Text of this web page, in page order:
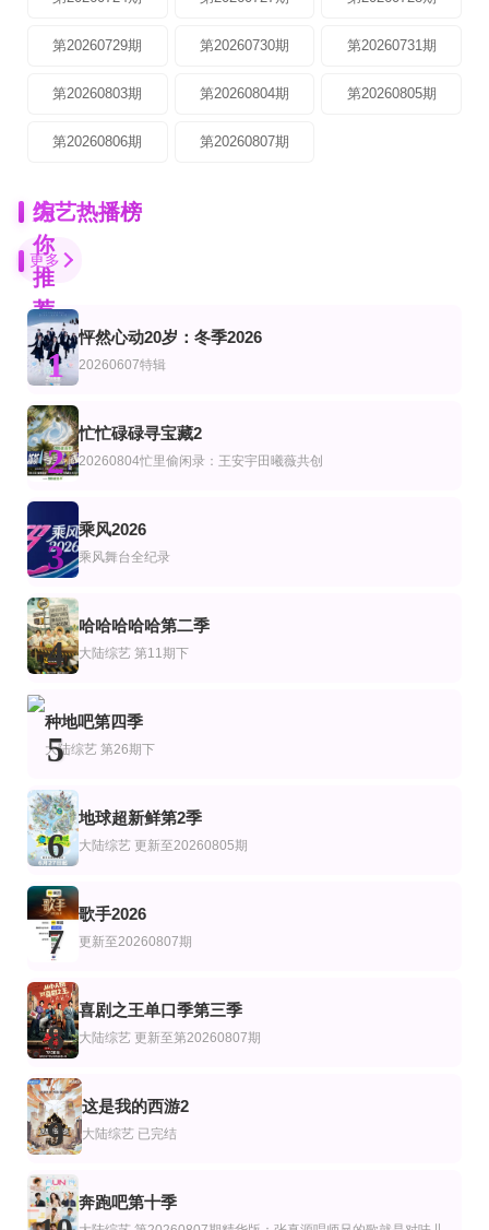
第20260729期 第20260730期 第20260731期
第20260803期 第20260804期 第20260805期
第20260806期 第20260807期
为
你
推
荐
第20260601期六一晚会
超敢好奇夜
更新至20260806期
少年无尽夏
已完结 共6期
名人荒野求生：挑战
海外赛区少年组决赛2
2026年文化中心·水立方杯中文歌曲大赛
更新至2026桃你喜欢IP互动嘉年华 田曦薇胡一天连线力推《天才，女友》
2026桃你喜欢·爱奇艺717会员节——IP互动嘉年华
第3期
Happy Together不是一个人真好
明星算算锅
孙协志
驶向她的春天
四个婚礼第一季
Alana Aldridge,Tracy Allessendro,Melanie Boorman,Sarah Boyle,Krysia
更新至第07集
合宿相亲2
徐章勋,李枖原,金曜汉
更新至第20260807期
密室大逃脱第八季
第20260702期
我们有救了
第7集完结
贵圈见证实录第4季
王凯沐,王格格,申浩男,刘润铭,韩雨彤,曾辉
第1期
我们的美好旅行
更新至第02期
要不要去吃碗泡面？
金南佶,朱智勋,刘在石
综艺热播榜
更多
1
怦然心动20岁：冬季2026
20260607特辑
2
忙忙碌碌寻宝藏2
20260804忙里偷闲录：王安宇田曦薇共创
3
乘风2026
乘风舞台全纪录
4
哈哈哈哈哈第二季
大陆综艺 第11期下
5
种地吧第四季
大陆综艺 第26期下
6
地球超新鲜第2季
大陆综艺 更新至20260805期
7
歌手2026
更新至20260807期
8
喜剧之王单口季第三季
大陆综艺 更新至第20260807期
9
这是我的西游2
大陆综艺 已完结
奔跑吧第十季